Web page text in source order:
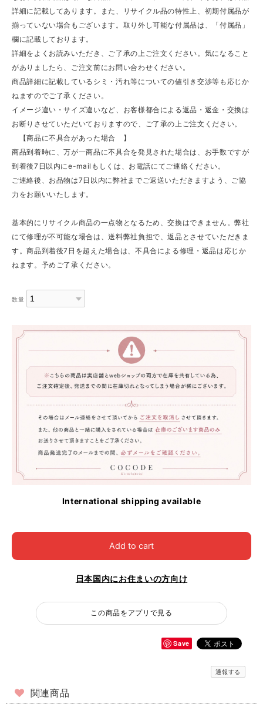
詳細に記載してあります。また、リサイクル品の特性上、初期付属品が
揃っていない場合もございます。取り外し可能な付属品は、「付属品」
欄に記載しております。
詳細をよくお読みいただき、ご了承の上ご注文ください。気になること
がありましたら、ご注文前にお問い合わせください。
商品詳細に記載しているシミ・汚れ等についての値引き交渉等も応じか
ねますのでご了承ください。
イメージ違い・サイズ違いなど、お客様都合による返品・返金・交換は
お断りさせていただいておりますので、ご了承の上ご注文ください。
【商品に不具合があった場合 】
商品到着時に、万が一商品に不具合を発見された場合は、お手数ですが
到着後7日以内にe-mailもしくは、お電話にてご連絡ください。
ご連絡後、お品物は7日以内に弊社までご返送いただきますよう、ご協
力をお願いいたします。
基本的にリサイクル商品の一点物となるため、交換はできません。弊社
にて修理が不可能な場合は、送料弊社負担で、返品とさせていただきま
す。商品到着後7日を超えた場合は、不具合による修理・返品は応じか
ねます。予めご了承ください。
数量
International shipping available
Add to cart
日本国内にお住まいの方向け
この商品をアプリで見る
Save
通報する
関連商品